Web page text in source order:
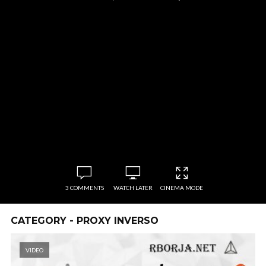
3 COMMENTS WATCH LATER CINEMA MODE
CATEGORY - PROXY INVERSO
VIDEO